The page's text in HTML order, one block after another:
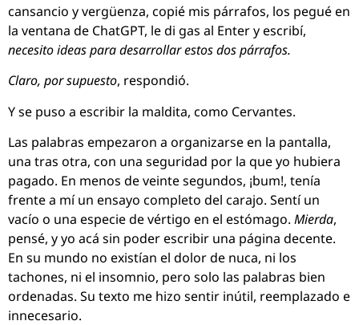
cansancio y vergüenza, copié mis párrafos, los pegué en
la ventana de ChatGPT, le di gas al Enter y escribí,
necesito ideas para desarrollar estos dos párrafos.
Claro, por supuesto, respondió.
Y se puso a escribir la maldita, como Cervantes.
Las palabras empezaron a organizarse en la pantalla,
una tras otra, con una seguridad por la que yo hubiera
pagado. En menos de veinte segundos, ¡bum!, tenía
frente a mí un ensayo completo del carajo. Sentí un
vacío o una especie de vértigo en el estómago. Mierda,
pensé, y yo acá sin poder escribir una página decente.
En su mundo no existían el dolor de nuca, ni los
tachones, ni el insomnio, pero solo las palabras bien
ordenadas. Su texto me hizo sentir inútil, reemplazado e
innecesario.